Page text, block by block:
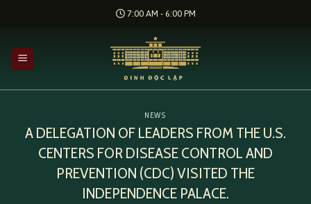
7:00 AM - 6:00 PM
NEWS
A DELEGATION OF LEADERS FROM THE U.S.
CENTERS FOR DISEASE CONTROL AND
PREVENTION (CDC) VISITED THE
INDEPENDENCE PALACE.